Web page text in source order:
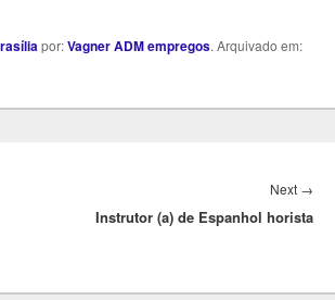
por:Vagner ADM empregos. Arquivado em:
Next →
post:
Instrutor (a) de Espanhol horista